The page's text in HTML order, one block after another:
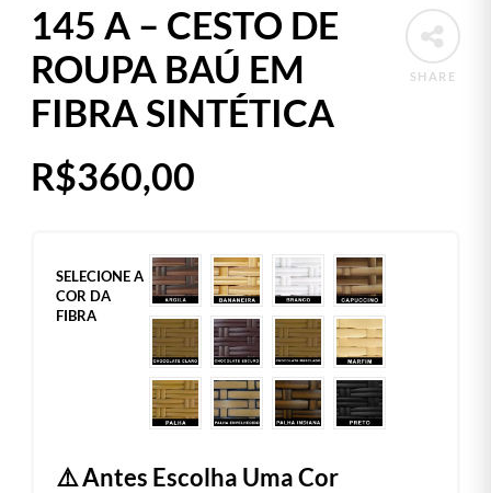
SHARE
145 A – CESTO DE
ROUPA BAÚ EM
FIBRA SINTÉTICA
R$360,00
SELECIONE A
COR DA
FIBRA
⚠️ Antes Escolha Uma Cor